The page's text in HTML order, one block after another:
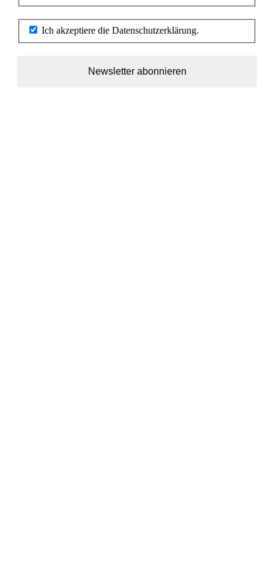
Ich akzeptiere die Datenschutzerklärung.